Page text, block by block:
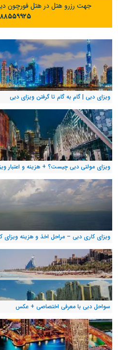
جهت رزرو هتل در هتل فورچون
۰۲۱-
ویزای دبی | گام به گام تا گرفتن ویزای دبی
ویزای مولتی دبی چیست؟ + هزینه و اعتبار
ویزای کاری دبی – مراحل اخذ و هزینه ویزای
سواحل دبی با معرفی اختصاصی + عکس